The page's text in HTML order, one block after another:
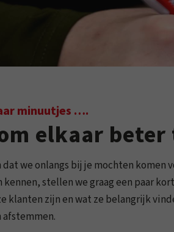
minuutjes ….
elkaar beter
dat we onlangs bij je mochten komen
kennen, stellen we graag een paar
klanten zijn en wat ze belangrijk
afstemmen.